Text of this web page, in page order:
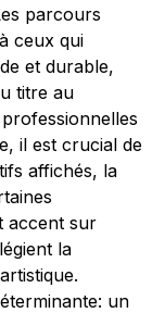
parcours
ceux qui
et durable,
titre au
il est crucial de
affichés, la
accent sur
la
un